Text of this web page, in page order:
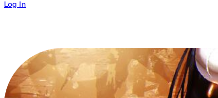
Log In